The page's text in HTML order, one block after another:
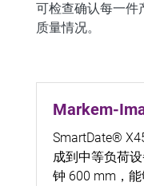
可检查确认每一件
质量情况。
Markem-
SmartDate®
成到中等负荷
钟 600 mm，